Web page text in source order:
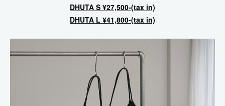
DHUTA S ¥27,500-(tax in)
DHUTA L ¥41,800-(tax in)